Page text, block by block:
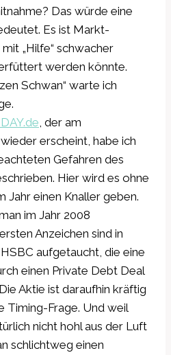
Das würde eine
Es ist Markt-
„Hilfe“ schwacher
werden könnte.
Schwan“ warte ich
, der am
erscheint, habe ich
Gefahren des
Hier wird es ohne
Jahr einen Knaller geben.
im Jahr 2008
Anzeichen sind in
aufgetaucht, die eine
einen Private Debt Deal
Aktie ist daraufhin kräftig
Timing-Frage. Und weil
nicht hohl aus der Luft
schlichtweg einen